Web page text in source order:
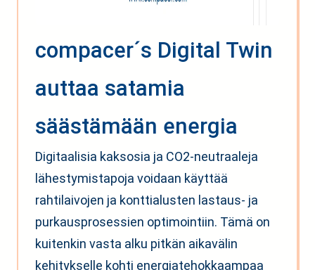
compacer´s Digital Twin
auttaa satamia
säästämään energia
Digitaalisia kaksosia ja CO2-neutraaleja
lähestymistapoja voidaan käyttää
rahtilaivojen ja konttialusten lastaus- ja
purkausprosessien optimointiin. Tämä on
kuitenkin vasta alku pitkän aikavälin
kehitykselle kohti energiatehokkaampaa